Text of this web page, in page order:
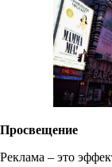
Просвещение
Реклама – это